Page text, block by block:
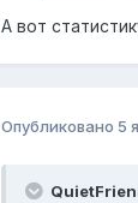
А вот
Опубликовано 5